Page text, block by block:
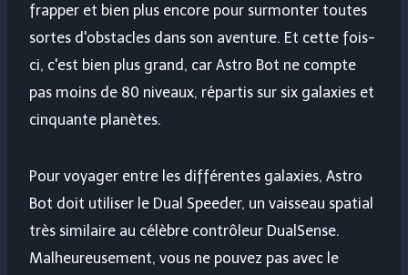
frapper et bien plus encore pour surmonter toutes
sortes d'obstacles dans son aventure. Et cette fois-
ci, c'est bien plus grand, car Astro Bot ne compte
pas moins de 80 niveaux, répartis sur six galaxies et
cinquante planètes.
Pour voyager entre les différentes galaxies, Astro
Bot doit utiliser le Dual Speeder, un vaisseau spatial
très similaire au célèbre contrôleur DualSense.
Malheureusement, vous ne pouvez pas avec le